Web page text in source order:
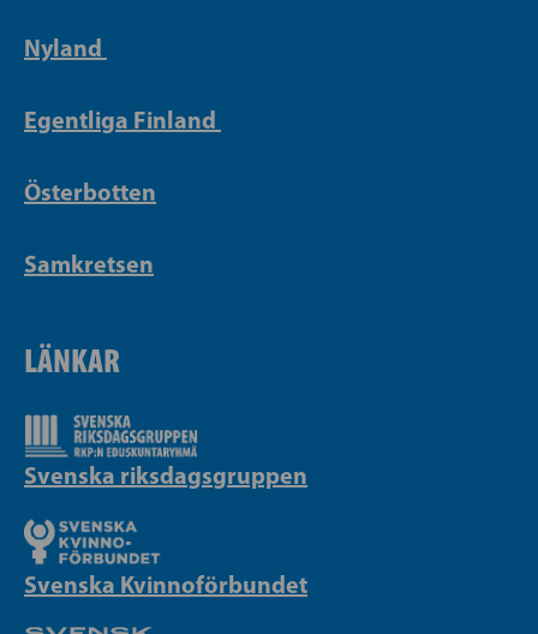
Nyland
Egentliga Finland
Österbotten
Samkretsen
LÄNKAR
Svenska riksdagsgruppen
Svenska Kvinnoförbundet